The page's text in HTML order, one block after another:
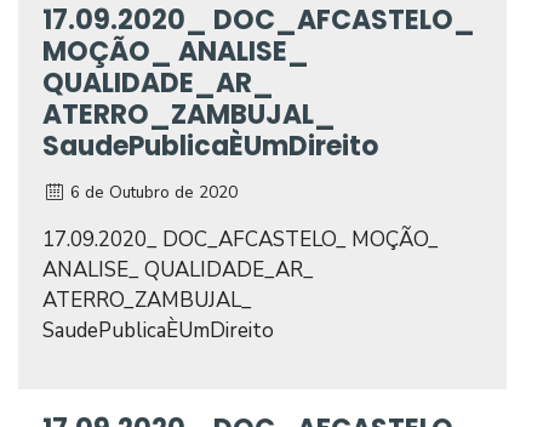
17.09.2020_ DOC_AFCASTELO_
MOÇÃO_ ANALISE_
QUALIDADE_AR_
ATERRO_ZAMBUJAL_
SaudePublicaÈUmDireito
6 de Outubro de 2020
17.09.2020_ DOC_AFCASTELO_ MOÇÃO_
ANALISE_ QUALIDADE_AR_
ATERRO_ZAMBUJAL_
SaudePublicaÈUmDireito